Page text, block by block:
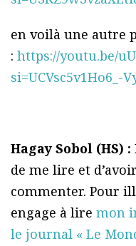
en voilà une autre
: https://youtu.be/
si=UCVsc5v1Ho6_-
Hagay Sobol (HS) :
de me lire et
commenter. Pour
engage à lire mon
le journal « Le